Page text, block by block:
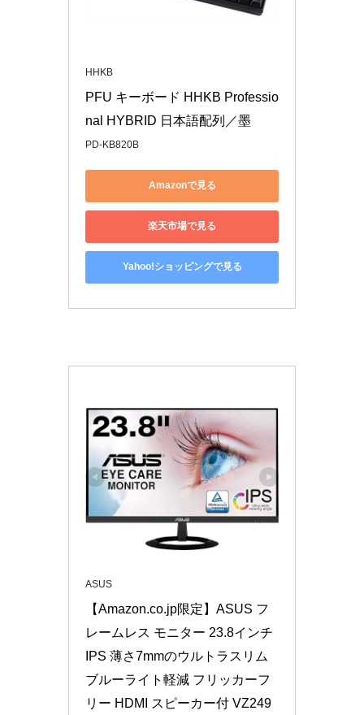
HHKB
PFU キーボード HHKB Professio
nal HYBRID 日本語配列／墨
PD-KB820B
Amazonで見る
楽天市場で見る
Yahoo!ショッピングで見る
ASUS
【Amazon.co.jp限定】ASUS フ
レームレス モニター 23.8インチ
IPS 薄さ7mmのウルトラスリム
ブルーライト軽減 フリッカーフ
リー HDMI スピーカー付 VZ249